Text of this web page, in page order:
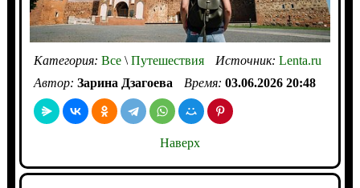
Категория: Все\Путешествия Источник: Lenta.ru
Автор: Зарина Дзагоева Время: 03.06.2026 20:48
Наверх